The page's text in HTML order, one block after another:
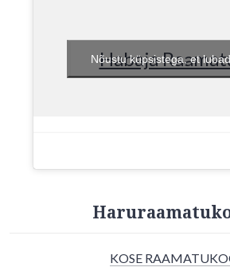
Habaja
Nõustu küpsistega, et
KOSE